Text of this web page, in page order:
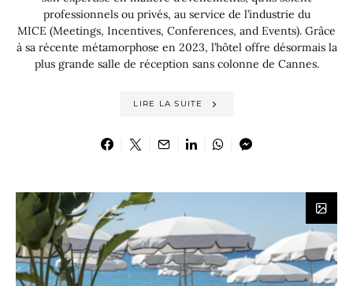
professionnels ou privés, au service de l’industrie du
MICE (Meetings, Incentives, Conferences, and Events). Grâce
à sa récente métamorphose en 2023, l’hôtel offre désormais la
plus grande salle de réception sans colonne de Cannes.
LIRE LA SUITE